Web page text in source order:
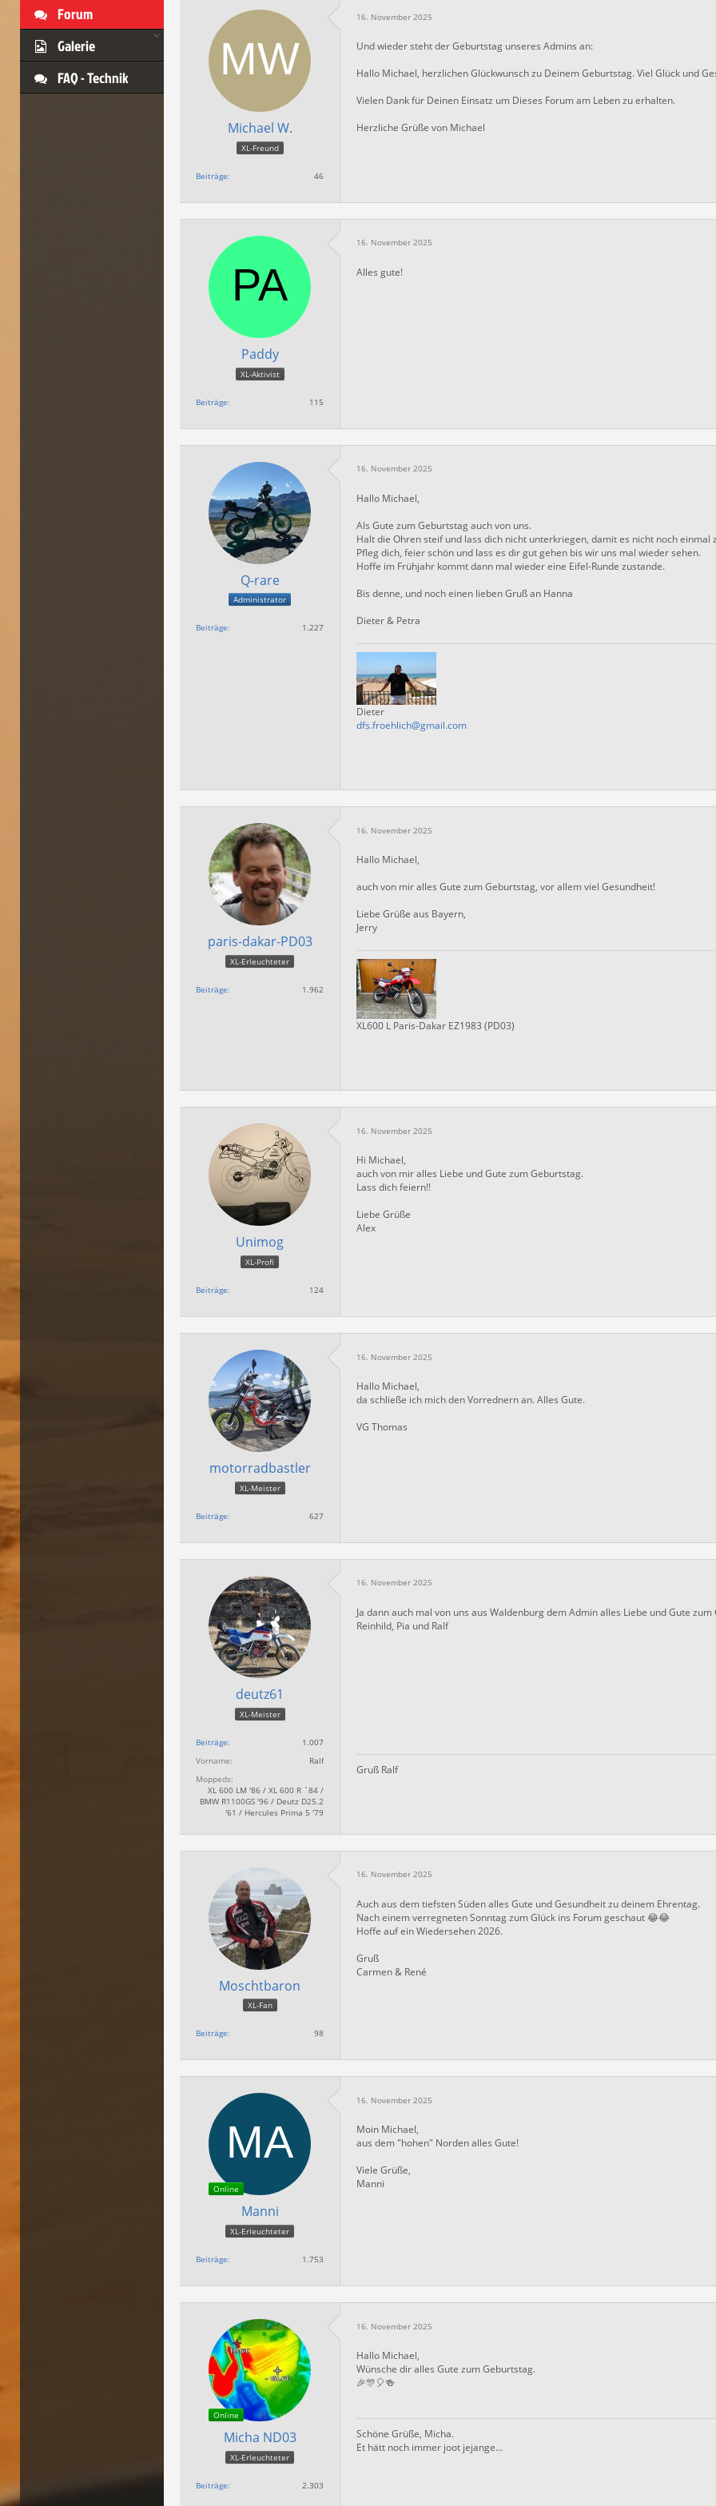
Forum
Galerie
FAQ - Technik
Michael W.
XL-Freund
Beiträge 46
16. November 2025
Und wieder steht der Geburtstag unseres Admins an:
Hallo Michael, herzlichen Glückwunsch zu Deinem Geburtstag. Viel Glück und
Vielen Dank für Deinen Einsatz um Dieses Forum am Leben zu erhalten.
Herzliche Grüße von Michael
Paddy
XL-Aktivist
Beiträge 115
16. November 2025
Alles gute!
Q-rare
Administrator
Beiträge 1.227
16. November 2025
Hallo Michael,
Als Gute zum Geburtstag auch von uns.
Halt die Ohren steif und lass dich nicht unterkriegen, damit es nicht noch
Pfleg dich, feier schön und lass es dir gut gehen bis wir uns mal wieder sehen.
Hoffe im Frühjahr kommt dann mal wieder eine Eifel-Runde zustande.
Bis denne, und noch einen lieben Gruß an Hanna
Dieter & Petra
Dieter
dfs.froehlich@gmail.com
paris-dakar-PD03
XL-Erleuchteter
Beiträge 1.962
16. November 2025
Hallo Michael,
auch von mir alles Gute zum Geburtstag, vor allem viel Gesundheit!
Liebe Grüße aus Bayern,
Jerry
XL600 L Paris-Dakar EZ1983 (PD03)
Unimog
XL-Profi
Beiträge 124
16. November 2025
Hi Michael,
auch von mir alles Liebe und Gute zum Geburtstag.
Lass dich feiern!!
Liebe Grüße
Alex
motorradbastler
XL-Meister
Beiträge 627
16. November 2025
Hallo Michael,
da schließe ich mich den Vorrednern an. Alles Gute.
VG Thomas
deutz61
XL-Meister
Beiträge
1.007
Vorname
Ralf
Moppeds
XL 600 LM '86 / XL 600 R ´84 /
BMW R1100GS '96 / Deutz D25.2
'61 / Hercules Prima 5 '79
16. November 2025
Ja dann auch mal von uns aus Waldenburg dem Admin alles Liebe und Gute
Reinhild, Pia und Ralf
Gruß Ralf
Moschtbaron
XL-Fan
Beiträge 98
16. November 2025
Auch aus dem tiefsten Süden alles Gute und Gesundheit zu deinem Ehrentag.
Nach einem verregneten Sonntag zum Glück ins Forum geschaut 😂😂
Hoffe auf ein Wiedersehen 2026.
Gruß
Carmen & René
Online
Manni
XL-Erleuchteter
Beiträge 1.753
16. November 2025
Moin Michael,
aus dem "hohen" Norden alles Gute!
Viele Grüße,
Manni
Online
Micha ND03
XL-Erleuchteter
Beiträge 2.303
16. November 2025
Hallo Michael,
Wünsche dir alles Gute zum Geburtstag.
🎉🎊🎈🍻
Schöne Grüße, Micha.
Et hätt noch immer joot jejange...